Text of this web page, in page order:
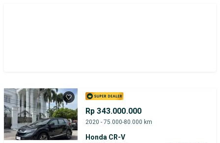
Rp 343.000.000
2020 - 75.000-80.000 km
Honda CR-V